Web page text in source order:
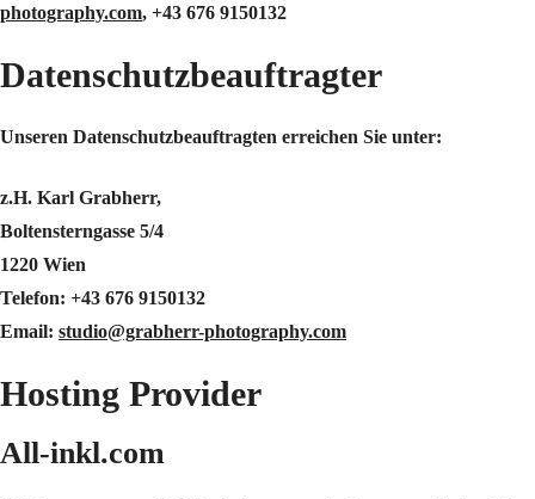
photography.com, +43 676 9150132
Datenschutzbeauftragter
Unseren Datenschutzbeauftragten erreichen Sie unter:
z.H. Karl Grabherr,
Boltensterngasse 5/4
1220 Wien
Telefon: +43 676 9150132
Email: studio@grabherr-photography.com
Hosting Provider
All-inkl.com